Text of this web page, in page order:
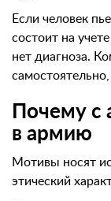
Если человек
состоит на
нет диагноза.
Почему с
в армию
Мотивы носят
этический